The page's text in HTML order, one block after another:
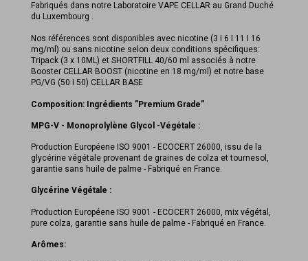
Fabriqués dans notre Laboratoire VAPE CELLAR au Grand Duché
du Luxembourg .
Nos références sont disponibles avec nicotine (3 I 6 I 11 I 16
mg/ml) ou sans nicotine selon deux conditions spécifiques:
Tripack (3 x 10ML) et SHORTFILL 40/60 ml associés à notre
Booster CELLAR BOOST (nicotine en 18 mg/ml) et notre base
PG/VG (50 I 50) CELLAR BASE
Composition: Ingrédients ”Premium Grade”
MPG-V - Monoprolylène Glycol -Végétale :
Production Européene ISO 9001 - ECOCERT 26000, issu de la
glycérine végétale provenant de graines de colza et tournesol,
garantie sans huile de palme - Fabriqué en France.
Glycérine Végétale :
Production Européene ISO 9001 - ECOCERT 26000, mix végétal,
pure colza, garantie sans huile de palme - Fabriqué en France.
Arômes: